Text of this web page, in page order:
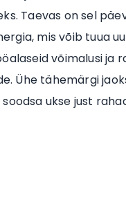
Taevas on sel
mis võib tuua
võimalusi ja
Ühe tähemärgi
ukse just